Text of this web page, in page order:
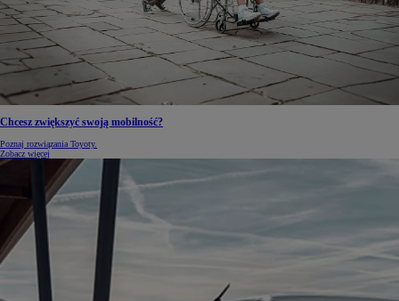
Chcesz zwiększyć swoją mobilność?
Poznaj rozwiązania Toyoty.
Zobacz więcej